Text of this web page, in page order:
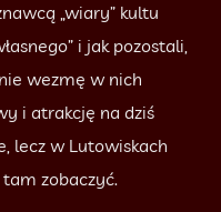
„wiary” kultu
i jak pozostali,
wezmę w nich
i atrakcję na dziś
lecz w Lutowiskach
zobaczyć.